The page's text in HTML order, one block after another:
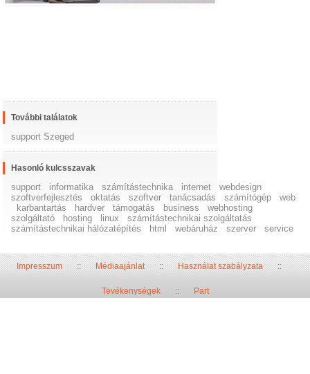
További találatok
support Szeged
Hasonló kulcsszavak
support informatika számítástechnika internet
webdesign
szoftverfejlesztés
oktatás szoftver tanácsadás számítógép
web
karbantartás
hardver támogatás business
webhosting
szolgáltató
hosting linux
számítástechnikai szolgáltatás
számítástechnikai hálózatépítés
html webáruház szerver service
Impresszum::Médiaajánlat::Használat szabályzata::
Tevékenységek:: Part